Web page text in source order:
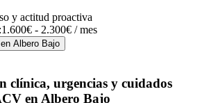
y actitud proactiva
1.600€ - 2.300€ / mes
en Albero Bajo
clínica, urgencias y cuidados
en Albero Bajo